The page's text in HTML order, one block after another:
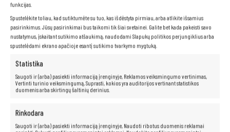
funkcijas.
Spustelėkite toliau, kad sutiktumėte su tuo, kas išdėstyta pirmiau, arba atlikite išsamius
pasirinkimus. Jūsų pasirinkimai bus taikomi tik šiai svetainei. Galite bet kada pakeisti savo
nustatymus, įskaitant sutikimo atšaukimą, naudodami Slapukų politikos perjungiklius arba
spustelėdami ekrano apačioje esantį sutikimo tvarkymo mygtuką.
Statistika
Saugoti ir (arba) pasiekti informaciją įrenginyje, Reklamos veiksmingumo vertinimas,
Vertinti turinio veiksmingumą, Suprasti, kokios yra auditorijos vertinant statistikos
duomenis arba skirtingų šaltinių derinius.
Rinkodara
Saugoti ir (arba) pasiekti informaciją įrenginyje, Naudoti ribotus duomenis reklamai